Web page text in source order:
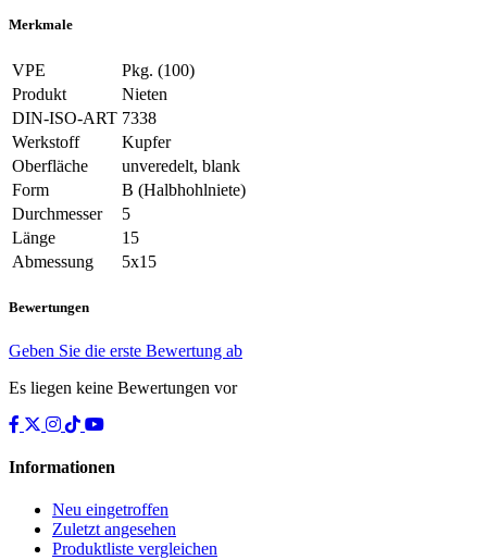
Merkmale
VPE
Pkg. (100)
Produkt
Nieten
DIN-ISO-ART 7338
Werkstoff
Kupfer
Oberfläche
unveredelt, blank
Form
B (Halbhohlniete)
Durchmesser
5
Länge
15
Abmessung
5x15
Bewertungen
Geben Sie die erste Bewertung ab
Es liegen keine Bewertungen vor
Informationen
Neu eingetroffen
Zuletzt angesehen
Produktliste vergleichen